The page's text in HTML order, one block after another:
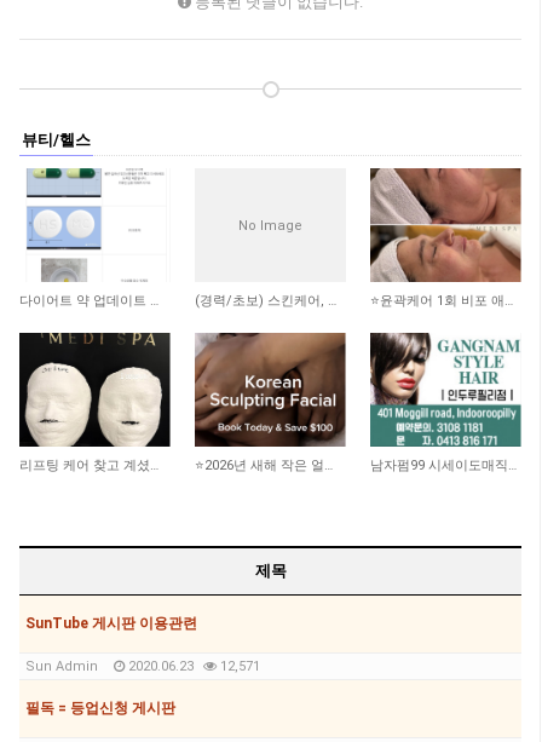
뷰티/헬스
1,575 다이어트 약 업데이트 됐어요
No Image
1,902 (경력/초보) 스킨케어, 리메디얼 테라피스트 -스폰비자가능 2,418 ⭐️윤곽케어 1회 비포 애프터 사진 ⭐️
2,359 리프팅 케어 찾고 계셨나요? 더블로 HIFU 2,151 ⭐️2026년 새해 작은 얼굴 되기 프로젝트!! 100불 할인!! 2,903 남자펌99 시세이도매직199 인두루필리
제목
SunTube 게시판 이용관련
Sun Admin 2020.06.23 12,571
필독 = 등업신청 게시판